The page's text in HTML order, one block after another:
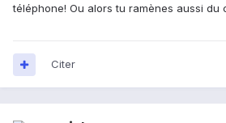
téléphone! Ou alors tu ramènes aussi du
Citer